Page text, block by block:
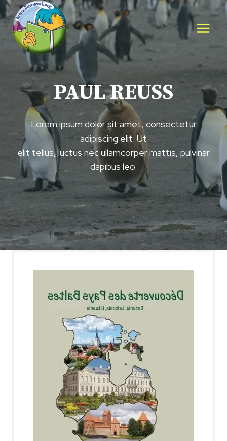
Aller
au
contenu
PAUL REUSS
Lorem ipsum dolor sit amet, consectetur
adipiscing elit. Ut
elit tellus, luctus nec ullamcorper mattis, pulvinar
dapibus leo.